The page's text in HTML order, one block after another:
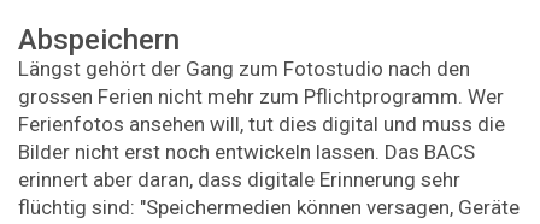
Abspeichern
Längst gehört der Gang zum Fotostudio nach den
grossen Ferien nicht mehr zum Pflichtprogramm. Wer
Ferienfotos ansehen will, tut dies digital und muss die
Bilder nicht erst noch entwickeln lassen. Das BACS
erinnert aber daran, dass digitale Erinnerung sehr
flüchtig sind: "Speichermedien können versagen, Geräte